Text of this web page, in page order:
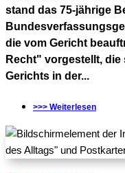
stand das 75-jährige
die vom Gericht
Recht" vorgestellt,
Gerichts in der...
>>> Weiterlesen